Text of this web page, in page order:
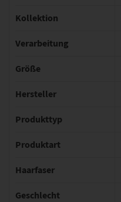
Kollektion
Verarbeitung
Größe
Hersteller
Produkttyp
Produktart
Haarfaser
Geschlecht